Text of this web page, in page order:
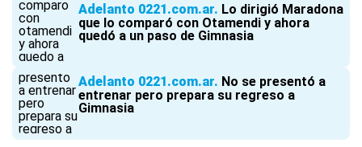
Adelanto 0221.com.ar Lo dirigió Maradona
que lo comparó con Otamendi y ahora
quedó a un paso de Gimnasia
Adelanto 0221.com.ar No se presentó a
entrenar pero prepara su regreso a
Gimnasia